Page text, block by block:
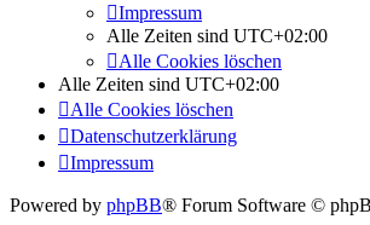
Impressum
Alle Zeiten sind UTC+02:00
Alle Cookies löschen
Alle Zeiten sind UTC+02:00
Alle Cookies löschen
Datenschutzerklärung
Impressum
Powered by phpBB® Forum Software ©